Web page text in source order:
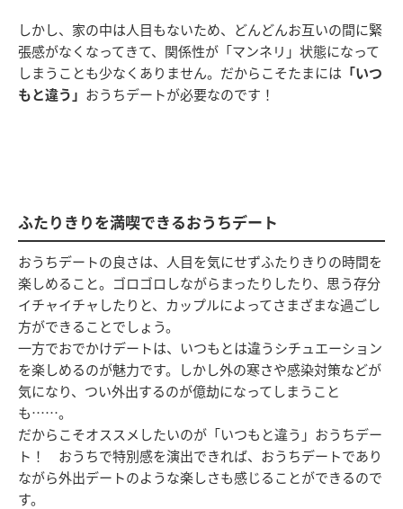
しかし、家の中は人目もないため、どんどんお互いの間に緊
張感がなくなってきて、関係性が「マンネリ」状態になって
しまうことも少なくありません。だからこそたまには 「いつ
もと違う」 おうちデートが必要なのです！
ふたりきりを満喫できるおうちデート
おうちデートの良さは、人目を気にせずふたりきりの時間を
楽しめること。ゴロゴロしながらまったりしたり、思う存分
イチャイチャしたりと、カップルによってさまざまな過ごし
方ができることでしょう。
一方でおでかけデートは、いつもとは違うシチュエーション
を楽しめるのが魅力です。しかし外の寒さや感染対策などが
気になり、つい外出するのが億劫になってしまうこと
も……。
だからこそオススメしたいのが「いつもと違う」おうちデー
ト！ おうちで特別感を演出できれば、おうちデートであり
ながら外出デートのような楽しさも感じることができるので
す。